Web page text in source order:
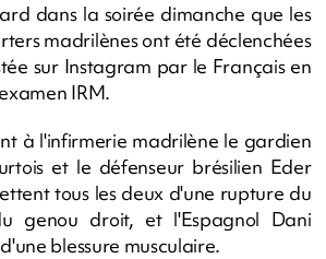
dans la soirée dimanche que les
madrilènes ont été déclenchées
sur Instagram par le Français en
IRM.
à l'infirmerie madrilène le gardien
et le défenseur brésilien Eder
tous les deux d'une rupture du
genou droit, et l'Espagnol Dani
blessure musculaire.